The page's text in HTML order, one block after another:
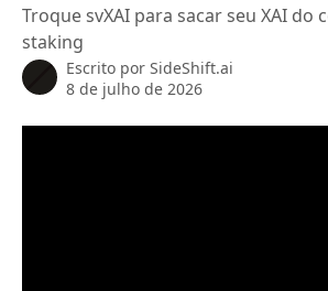
Troque svXAI para sacar seu XAI do
staking
Escrito por SideShift.ai
8 de julho de 2026